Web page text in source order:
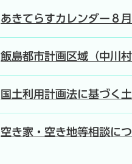
あきてらすカレンダー８月
飯島都市計画区域（中川
国土利用計画法に基づく
空き家・空き地等相談に